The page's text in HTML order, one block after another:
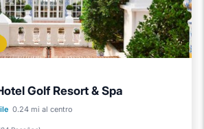
Golf Resort & Spa
0.24 mi al centro
hidromasaje
Desayuno